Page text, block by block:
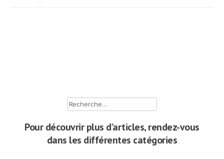
Rechercher :
Pour découvrir plus d’articles, rendez-vous
dans les différentes catégories